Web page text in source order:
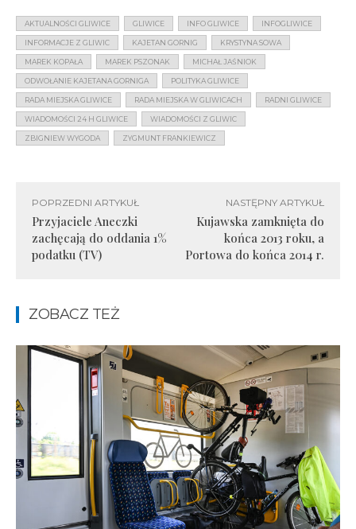
AKTUALNOŚCI GLIWICE GLIWICE INFO GLIWICE INFOGLIWICE
INFORMACJE Z GLIWIC KAJETAN GORNIG KRYSTYNA SOWA
MAREK KOPAŁA MAREK PSZONAK MICHAŁ JAŚNIOK
ODWOŁANIE KAJETANA GORNIGA POLITYKA GLIWICE
RADA MIEJSKA GLIWICE RADA MIEJSKA W GLIWICACH RADNI GLIWICE
WIADOMOŚCI 24 H GLIWICE WIADOMOŚCI Z GLIWIC
ZBIGNIEW WYGODA ZYGMUNT FRANKIEWICZ
POPRZEDNI ARTYKUŁ
Przyjaciele Aneczki
zachęcają do oddania 1%
podatku (TV)
NASTĘPNY ARTYKUŁ
Kujawska zamknięta do
końca 2013 roku, a
Portowa do końca 2014 r.
ZOBACZ TEŻ